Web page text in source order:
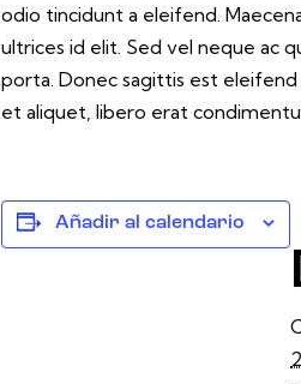
odio tincidunt a eleifend.
ultrices id elit. Sed vel neque ac
porta. Donec sagittis est
et aliquet, libero erat
Añadir al calendario